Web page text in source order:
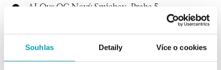
Souhlas Detaily Více o cookies
ALOve OC Nový Smíchov, Praha 5